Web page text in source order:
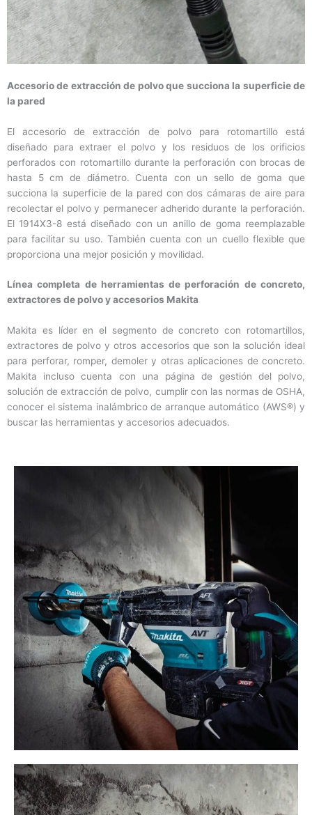
Accesorio de extracción de polvo que succiona la superficie de
la pared
El accesorio de extracción de polvo para rotomartillo está
diseñado para extraer el polvo y los residuos de los orificios
perforados con rotomartillo durante la perforación con brocas de
hasta 5 cm de diámetro. Cuenta con un sello de goma que
succiona la superficie de la pared con dos cámaras de aire para
recolectar el polvo y permanecer adherido durante la perforación.
El 1914X3-8 está diseñado con un anillo de goma reemplazable
para facilitar su uso. También cuenta con un cuello flexible que
proporciona una mejor posición y movilidad.
Línea completa de herramientas de perforación de concreto,
extractores de polvo y accesorios Makita
Makita es líder en el segmento de concreto con rotomartillos,
extractores de polvo y otros accesorios que son la solución ideal
para perforar, romper, demoler y otras aplicaciones de concreto.
Makita incluso cuenta con una página de gestión del polvo,
solución de extracción de polvo, cumplir con las normas de OSHA,
conocer el sistema inalámbrico de arranque automático (AWS®) y
buscar las herramientas y accesorios adecuados.